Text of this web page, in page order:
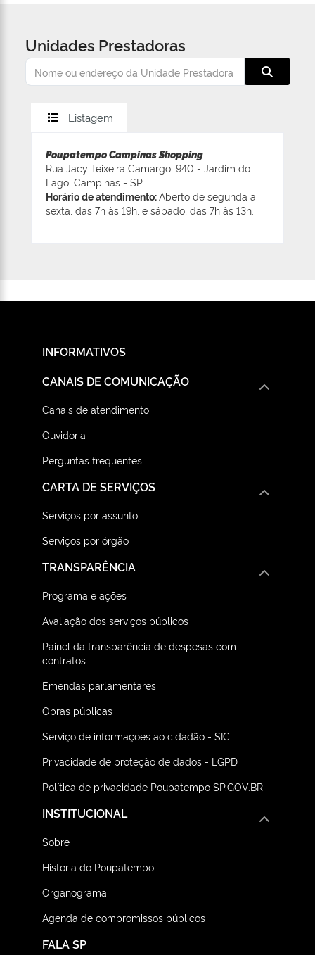
Unidades Prestadoras
Listagem
Poupatempo Campinas Shopping
Rua Jacy Teixeira Camargo, 940 - Jardim do
Lago, Campinas - SP
Horário de atendimento:Aberto de segunda a
sexta, das 7h às 19h, e sábado, das 7h às 13h.
INFORMATIVOS
CANAIS DE COMUNICAÇÃO
Canais de atendimento
Ouvidoria
Perguntas frequentes
CARTA DE SERVIÇOS
Serviços por assunto
Serviços por órgão
TRANSPARÊNCIA
Programa e ações
Avaliação dos serviços públicos
Painel da transparência de despesas com
contratos
Emendas parlamentares
Obras públicas
Serviço de informações ao cidadão - SIC
Privacidade de proteção de dados - LGPD
Política de privacidade Poupatempo SP.GOV.BR
FALA SP
INSTITUCIONAL
Sobre
História do Poupatempo
Organograma
Agenda de compromissos públicos